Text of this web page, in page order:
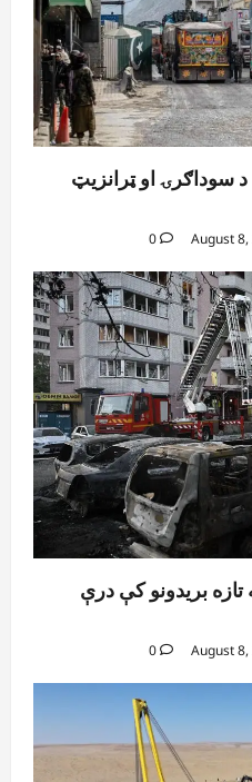
قیصار ـ لامان سړک رغنیزې
برخو کې روانې دي
August 6, 2026
سوداګرۍ او ټرانزیټ
0
بریدونو کې درې
0